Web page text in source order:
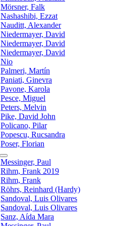
Mörsner, Falk
Nashashibi, Ezzat
Nauditt, Alexander
Niedermayer, David
Niedermayer, David
Niedermayer, David
Nio
Palmeri, Martín
Paniati, Ginevra
Pavone, Karola
Pesce, Miguel
Peters, Melvin
Pike, David John
Policano, Pilar
Popescu, Rucsandra
Poser, Florian
Messinger, Paul
Rihm, Frank 2019
Rihm, Frank
Röhrs, Reinhard (Hardy)
Sandoval, Luis Olivares
Sandoval, Luis Olivares
Sanz, Aída Mara